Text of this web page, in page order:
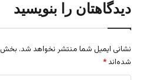
دیدگاهتان را بنویسید
نشانی ایمیل شما منتشر نخواهد شد.
شده‌اند *